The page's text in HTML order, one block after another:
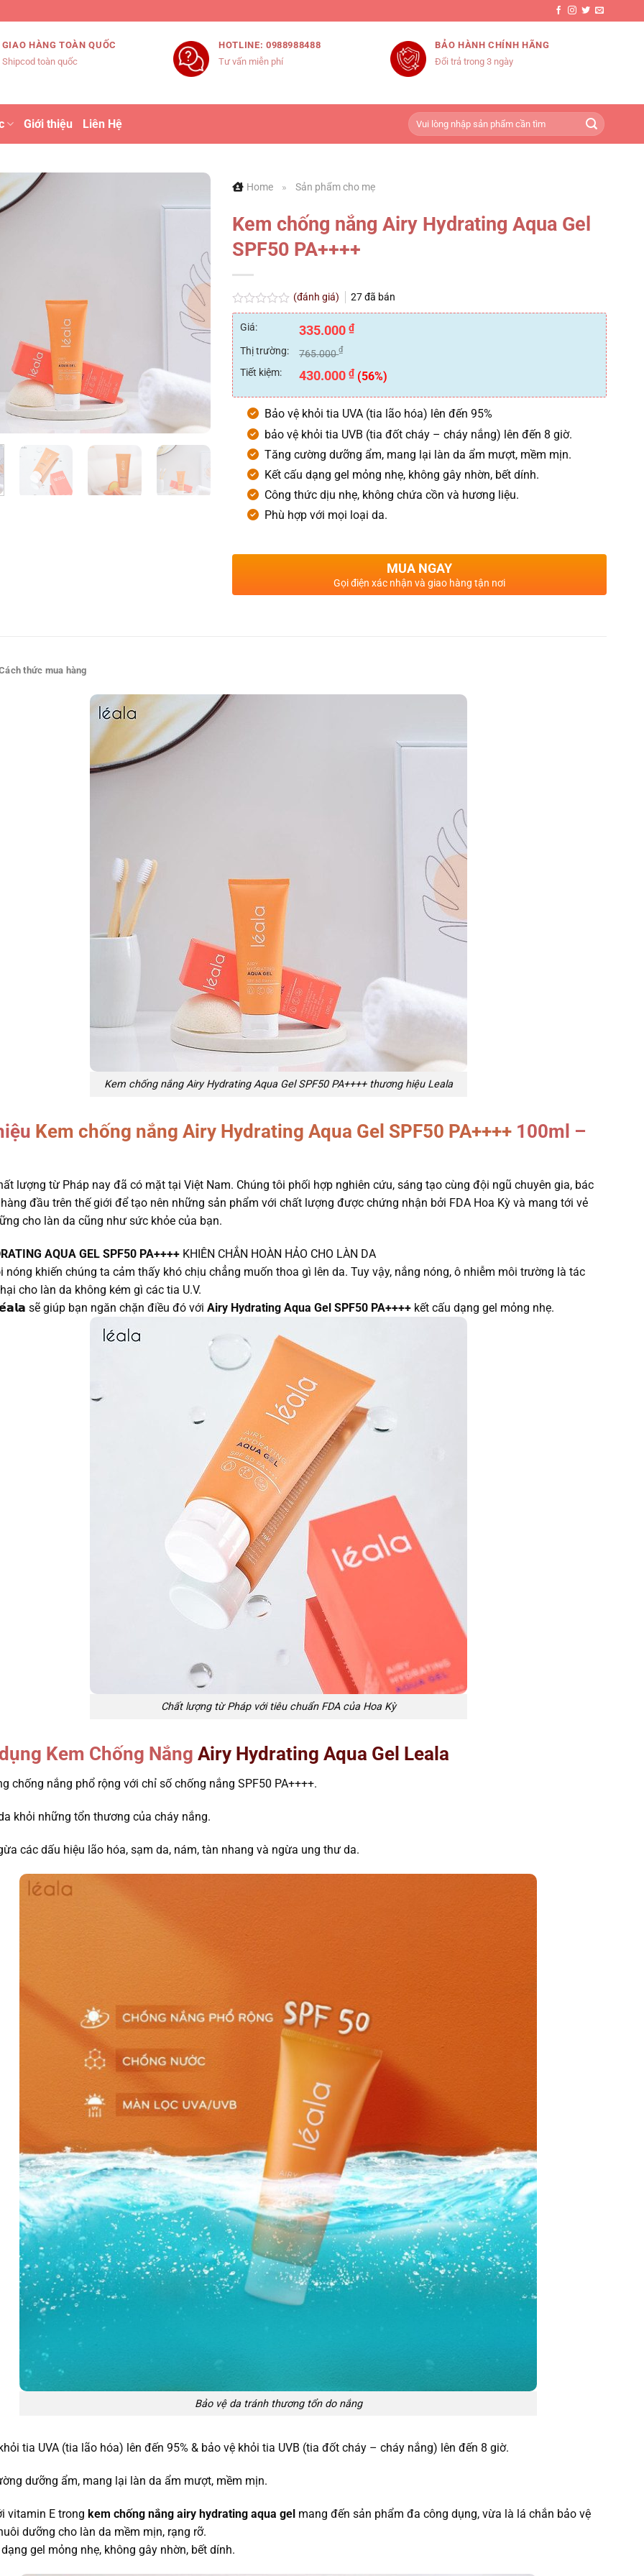
GIAO HÀNG TOÀN QUỐC
Shipcod toàn quốc
HOTLINE: 0988988488
Tư vấn miễn phí
BẢO HÀNH CHÍNH HÃNG
Đổi trả trong 3 ngày
Giới thiệu Liên Hệ
Tìm
kiếm:
Home » Sản phẩm cho mẹ
Kem chống nắng Airy Hydrating Aqua Gel
SPF50 PA++++
Được
xếp
hạng
0
5
sao
(đánh giá) 27đã bán
Giá: 335.000₫
Thị trường:
765.000₫
Tiết kiệm: 430.000₫ (56%)
Bảo vệ khỏi tia UVA (tia lão hóa) lên đến 95%
bảo vệ khỏi tia UVB (tia đốt cháy – cháy nắng) lên đến 8 giờ.
Tăng cường dưỡng ẩm, mang lại làn da ẩm mượt, mềm mịn.
Kết cấu dạng gel mỏng nhẹ, không gây nhờn, bết dính.
Công thức dịu nhẹ, không chứa cồn và hương liệu.
Phù hợp với mọi loại da.
MUA NGAY
Gọi điện xác nhận và giao hàng tận nơi
thức mua hàng
Kem chống nắng Airy Hydrating Aqua Gel SPF50 PA++++ thương hiệu Leala
Kem chống nắng Airy Hydrating Aqua Gel SPF50 PA++++ 100ml –
lượng từ Pháp nay đã có mặt tại Việt Nam. Chúng tôi phối hợp nghiên cứu, sáng tạo cùng đội ngũ chuyên gia, bác
đầu trên thế giới để tạo nên những sản phẩm với chất lượng được chứng nhận bởi FDA Hoa Kỳ và mang tới vẻ
cho làn da cũng như sức khỏe của bạn.
AQUA GEL SPF50 PA++++ KHIÊN CHẮN HOÀN HẢO CHO LÀN DA
nóng khiến chúng ta cảm thấy khó chịu chẳng muốn thoa gì lên da. Tuy vậy, nắng nóng, ô nhiễm môi trường là tác
cho làn da không kém gì các tia U.V.
sẽ giúp bạn ngăn chặn điều đó với Airy Hydrating Aqua Gel SPF50 PA++++ kết cấu dạng gel mỏng nhẹ.
Chất lượng từ Pháp với tiêu chuẩn FDA của Hoa Kỳ
Kem Chống Nắng Airy Hydrating Aqua Gel Leala
chống nắng phổ rộng với chỉ số chống nắng SPF50 PA++++.
khỏi những tổn thương của cháy nắng.
các dấu hiệu lão hóa, sạm da, nám, tàn nhang và ngừa ung thư da.
Bảo vệ da tránh thương tổn do nắng
tia UVA (tia lão hóa) lên đến 95% & bảo vệ khỏi tia UVB (tia đốt cháy – cháy nắng) lên đến 8 giờ.
dưỡng ẩm, mang lại làn da ẩm mượt, mềm mịn.
vitamin E trong kem chống nắng airy hydrating aqua gel mang đến sản phẩm đa công dụng, vừa là lá chắn bảo vệ
dưỡng cho làn da mềm mịn, rạng rỡ.
gel mỏng nhẹ, không gây nhờn, bết dính.